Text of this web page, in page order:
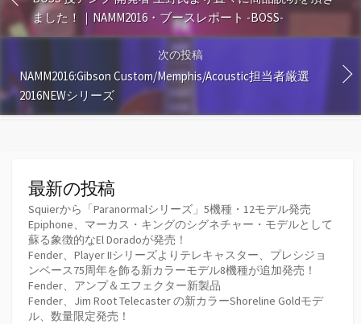
ました！｜NAMM2016・ブースレポート -BOSS-
次の投稿
NAMM2016:Gibson Custom/Memphis/Acoustic担当者厳選
2016NEWシリーズ
最新の投稿
Squierから「Paranormalシリーズ」5機種・12モデル発売
Epiphone、マーカス・キングのシグネチャー・モデルとして
蘇る象徴的なEl Doradoが発売！
Fender、Player IIシリーズよりテレキャスター、プレシジョ
ンベース75周年を飾る新カラーモデル8機種が追加発売！
Fender、アンプ＆エフェクター新製品
Fender、Jim Root Telecaster の新カラーShoreline Goldモデ
ル、数量限定発売！